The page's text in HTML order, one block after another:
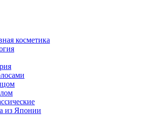
косметика
из Японии